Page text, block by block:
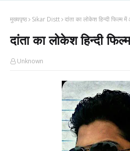
मुख्यपृष्ठ Sikar Distt दांता का लोकेश हिन्दी फिल्म
दांता का लोकेश हिन्दी
Unknown